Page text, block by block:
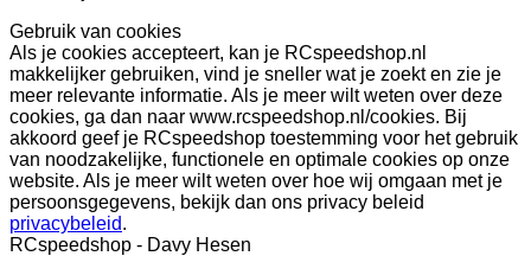
Gebruik van cookies
Als je cookies accepteert, kan je RCspeedshop.nl
makkelijker gebruiken, vind je sneller wat je zoekt en zie je
meer relevante informatie. Als je meer wilt weten over deze
cookies, ga dan naar www.rcspeedshop.nl/cookies. Bij
akkoord geef je RCspeedshop toestemming voor het gebruik
van noodzakelijke, functionele en optimale cookies op onze
website. Als je meer wilt weten over hoe wij omgaan met je
persoonsgegevens, bekijk dan ons privacy beleid
privacybeleid.
RCspeedshop - Davy Hesen